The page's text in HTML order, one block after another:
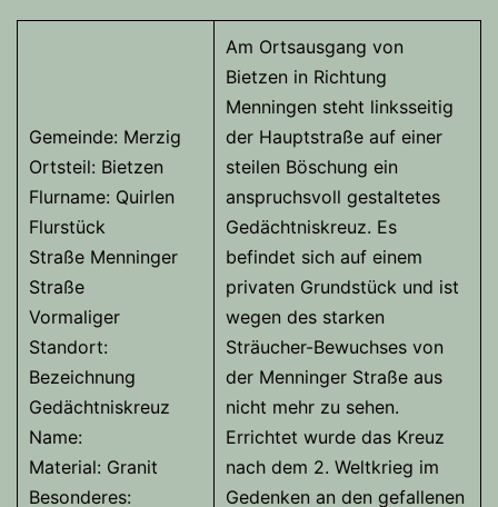
Gemeinde: Merzig
Ortsteil: Bietzen
Flurname: Quirlen
Flurstück
Straße Menninger
Straße
Vormaliger
Standort:
Bezeichnung
Gedächtniskreuz
Name:
Material: Granit
Besonderes:
Am Ortsausgang von
Bietzen in Richtung
Menningen steht linksseitig
der Hauptstraße auf einer
steilen Böschung ein
anspruchsvoll gestaltetes
Gedächtniskreuz. Es
befindet sich auf einem
privaten Grundstück und ist
wegen des starken
Sträucher-Bewuchses von
der Menninger Straße aus
nicht mehr zu sehen.
Errichtet wurde das Kreuz
nach dem 2. Weltkrieg im
Gedenken an den gefallenen